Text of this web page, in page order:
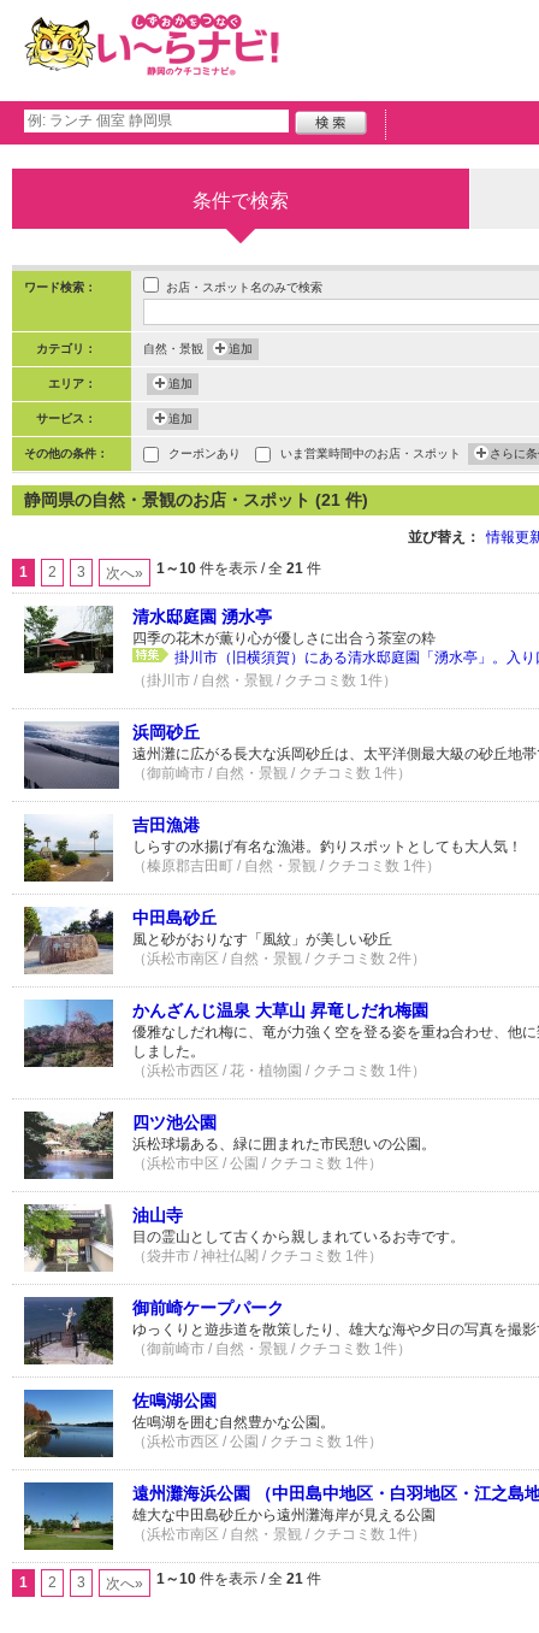
条件で検索
ワード検索： お店・スポット名のみで検索
カテゴリ： 自然・景観 追加
エリア： 追加
サービス： 追加
その他の条件： クーポンあり いま営業時間中のお店・スポット さらに
静岡県の自然・景観のお店・スポット (21 件)
並び替え： 情報更
1 2 3 次へ» 1～10 件を表示 / 全 21 件
清水邸庭園 湧水亭
四季の花木が薫り心が優しさに出合う茶室の粋
掛川市（旧横須賀）にある清水邸庭園「湧水亭」。入
（掛川市 / 自然・景観 / クチコミ数 1件）
浜岡砂丘
遠州灘に広がる長大な浜岡砂丘は、太平洋側最大級の砂丘地
（御前崎市 / 自然・景観 / クチコミ数 1件）
吉田漁港
しらすの水揚げ有名な漁港。釣りスポットとしても大人気！
（榛原郡吉田町 / 自然・景観 / クチコミ数 1件）
中田島砂丘
風と砂がおりなす「風紋」が美しい砂丘
（浜松市南区 / 自然・景観 / クチコミ数 2件）
かんざんじ温泉 大草山 昇竜しだれ梅園
優雅なしだれ梅に、竜が力強く空を登る姿を重ね合わせ、他
しました。
（浜松市西区 / 花・植物園 / クチコミ数 1件）
四ツ池公園
浜松球場ある、緑に囲まれた市民憩いの公園。
（浜松市中区 / 公園 / クチコミ数 1件）
油山寺
目の霊山として古くから親しまれているお寺です。
（袋井市 / 神社仏閣 / クチコミ数 1件）
御前崎ケープパーク
ゆっくりと遊歩道を散策したり、雄大な海や夕日の写真を撮
（御前崎市 / 自然・景観 / クチコミ数 1件）
佐鳴湖公園
佐鳴湖を囲む自然豊かな公園。
（浜松市西区 / 公園 / クチコミ数 1件）
遠州灘海浜公園 （中田島中地区・白羽地区・江之島
雄大な中田島砂丘から遠州灘海岸が見える公園
（浜松市南区 / 自然・景観 / クチコミ数 1件）
1 2 3 次へ» 1～10 件を表示 / 全 21 件